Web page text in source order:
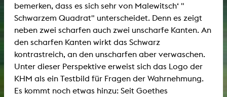
bemerken, dass es sich sehr von Malewitsch‘ "
Schwarzem Quadrat" unterscheidet. Denn es zeigt
neben zwei scharfen auch zwei unscharfe Kanten. An
den scharfen Kanten wirkt das Schwarz
kontrastreich, an den unscharfen aber verwaschen.
Unter dieser Perspektive erweist sich das Logo der
KHM als ein Testbild für Fragen der Wahrnehmung.
Es kommt noch etwas hinzu: Seit Goethes